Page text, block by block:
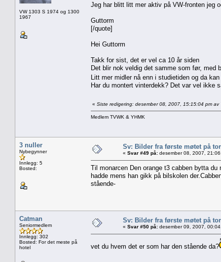
VW 1303 S 1974 og 1300
1967
Jeg har blitt litt mer aktiv på VW-fronten jeg
Guttorm
[/quote]
Hei Guttorm
Takk for sist, det er vel ca 10 år siden
Det blir nok veldig det samme som før, med
Litt mer midler nå enn i studietiden og da
Har du montert vinterdekk? Det var vel ikke
« Siste redigering: desember 08, 2007, 15:15:04 pm av
Medlem TVWK & YHMK
3 nuller
Nybegynner
Innlegg: 5
Bosted:
Sv: Bilder fra første møtet på
« Svar #49 på: desember 08, 2007,
Til monarcen Den orange t3 cabben bytta
hadde mens han gikk på bilskolen
stående-
Catman
Seniormedlem
Innlegg: 302
Bosted: For det meste på
hotel
Sv: Bilder fra første møtet på
« Svar #50 på: desember 09, 2007,
vet du hvem det er som har den stående da?